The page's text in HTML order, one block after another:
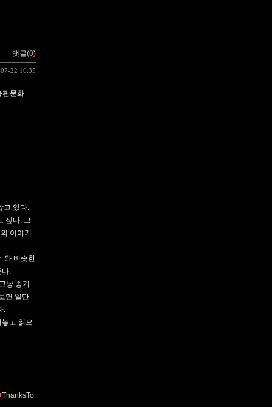
댓글(0)
22 16:35
판문화
고 있다.
싶다. 그
이야기
와 비슷한
다.
냥 종기
면 일단
.
고 읽으
ThanksTo